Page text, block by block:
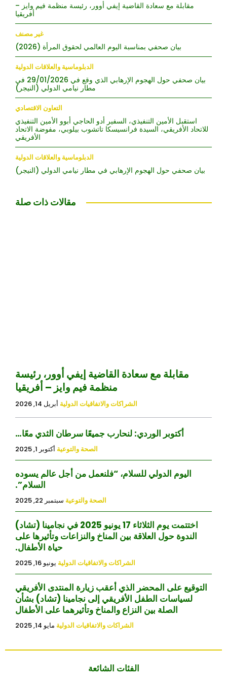
مقابلة مع سعادة القاضية إيفي أوور، رئيسة منظمة فيم وايز –
أفريقيا
غير مصنف
بيان صحفي بمناسبة اليوم العالمي لحقوق المرأة (2026)
الدبلوماسية والعلاقات الدولية
بيان صحفي حول الهجوم الإرهابي الذي وقع في 29/01/2026 في
مطار نيامي الدولي (النيجر)
التعاون الاقتصادي
استقبل الأمين التنفيذي، السفير أدو الحاجي أبوو الأمين التنفيذي
للاتحاد الأفريقي، السيدة فرانسيسكا تاتشوب بيلوبي، مفوضة الاتحاد
الأفريقي
الدبلوماسية والعلاقات الدولية
بيان صحفي حول الهجوم الإرهابي في مطار نيامي الدولي (النيجر)
مقالات ذات صلة
مقابلة مع سعادة القاضية إيفي أوور، رئيسة
منظمة فيم وايز – أفريقيا
الشراكات والاتفاقيات الدولية أبريل 14, 2026
أكتوبر الوردي: لنحارب جميعًا سرطان الثدي معًا…
الصحة والتوعية أكتوبر 1, 2025
اليوم الدولي للسلام، “فلنعمل من أجل عالم يسوده
السلام”.
الصحة والتوعية سبتمبر 22, 2025
اختتمت يوم الثلاثاء 17 يونيو 2025 في نجامينا (تشاد)
الندوة حول العلاقة بين المناخ والنزاعات وتأثيرها على
حياة الأطفال.
الشراكات والاتفاقيات الدولية يونيو 16, 2025
التوقيع على المحضر الذي أعقب زيارة المنتدى الأفريقي
لسياسات الطفل الأفريقي إلى نجامينا (تشاد) بشأن
الصلة بين النزاع والمناخ وتأثيرهما على الأطفال
الشراكات والاتفاقيات الدولية مايو 14, 2025
الفئات الشائعة